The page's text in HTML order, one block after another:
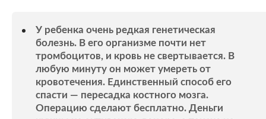
У ребенка очень редкая генетическая
болезнь. В его организме почти нет
тромбоцитов, и кровь не свертывается. В
любую минуту он может умереть от
кровотечения. Единственный способ его
спасти — пересадка костного мозга.
Операцию сделают бесплатно. Деньги